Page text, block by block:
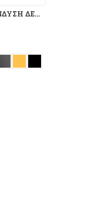
ΚΑΘΙΣΜΑ MODECO (ΜΕ ΕΠΕΝΔΥΣΗ ΔΕΡΜΑΤΙΝΗΣ)